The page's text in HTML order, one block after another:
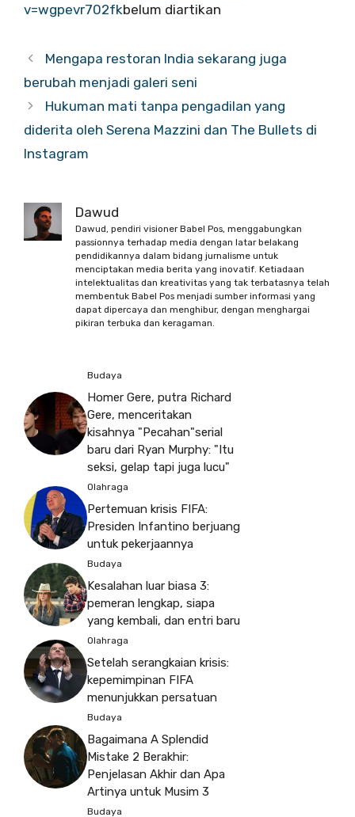
v=wgpevr702fkbelum diartikan
Mengapa restoran India sekarang juga
berubah menjadi galeri seni
Hukuman mati tanpa pengadilan yang
diderita oleh Serena Mazzini dan The Bullets di
Instagram
Dawud
Dawud, pendiri visioner Babel Pos, menggabungkan
passionnya terhadap media dengan latar belakang
pendidikannya dalam bidang jurnalisme untuk
menciptakan media berita yang inovatif. Ketiadaan
intelektualitas dan kreativitas yang tak terbatasnya telah
membentuk Babel Pos menjadi sumber informasi yang
dapat dipercaya dan menghibur, dengan menghargai
pikiran terbuka dan keragaman.
Budaya
Homer Gere, putra Richard
Gere, menceritakan
kisahnya "Pecahan"serial
baru dari Ryan Murphy: "Itu
seksi, gelap tapi juga lucu"
Olahraga
Pertemuan krisis FIFA:
Presiden Infantino berjuang
untuk pekerjaannya
Budaya
Kesalahan luar biasa 3:
pemeran lengkap, siapa
yang kembali, dan entri baru
Olahraga
Setelah serangkaian krisis:
kepemimpinan FIFA
menunjukkan persatuan
Budaya
Bagaimana A Splendid
Mistake 2 Berakhir:
Penjelasan Akhir dan Apa
Artinya untuk Musim 3
Budaya